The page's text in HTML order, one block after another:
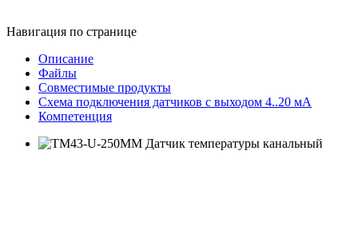
Навигация по странице
Описание
Файлы
Совместимые продукты
Схема подключения датчиков с выходом 4..20 мА
Компетенция